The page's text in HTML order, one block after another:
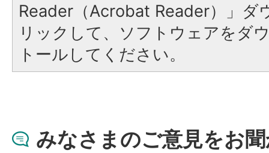
Reader（Acrobat Reader）」ダ
リックして、ソフトウェアをダ
トールしてください。
みなさまのご意見をお